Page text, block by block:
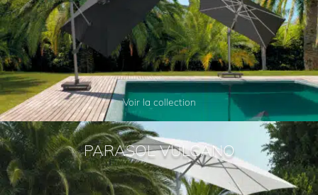
Voir la collection
PARASOL VULCANO